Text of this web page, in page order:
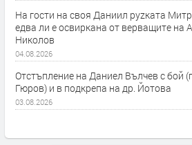
На гости на своя Даниил руzката
едва ли е освиркана от верващите на
Николов
04.08.2026
Отстъпление на Даниел Вълчев с бой
Гюров) и в подкрепа на др. Йотова
03.08.2026